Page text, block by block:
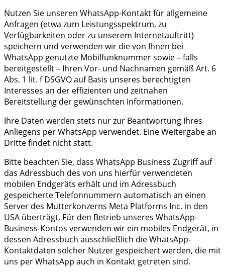
Nutzen Sie unseren WhatsApp-Kontakt für allgemeine
Anfragen (etwa zum Leistungsspektrum, zu
Verfügbarkeiten oder zu unserem Internetauftritt)
speichern und verwenden wir die von Ihnen bei
WhatsApp genutzte Mobilfunknummer sowie – falls
bereitgestellt – Ihren Vor- und Nachnamen gemäß Art. 6
Abs. 1 lit. f DSGVO auf Basis unseres berechtigten
Interesses an der effizienten und zeitnahen
Bereitstellung der gewünschten Informationen.
Ihre Daten werden stets nur zur Beantwortung Ihres
Anliegens per WhatsApp verwendet. Eine Weitergabe an
Dritte findet nicht statt.
Bitte beachten Sie, dass WhatsApp Business Zugriff auf
das Adressbuch des von uns hierfür verwendeten
mobilen Endgeräts erhält und im Adressbuch
gespeicherte Telefonnummern automatisch an einen
Server des Mutterkonzerns Meta Platforms Inc. in den
USA überträgt. Für den Betrieb unseres WhatsApp-
Business-Kontos verwenden wir ein mobiles Endgerät, in
dessen Adressbuch ausschließlich die WhatsApp-
Kontaktdaten solcher Nutzer gespeichert werden, die mit
uns per WhatsApp auch in Kontakt getreten sind.